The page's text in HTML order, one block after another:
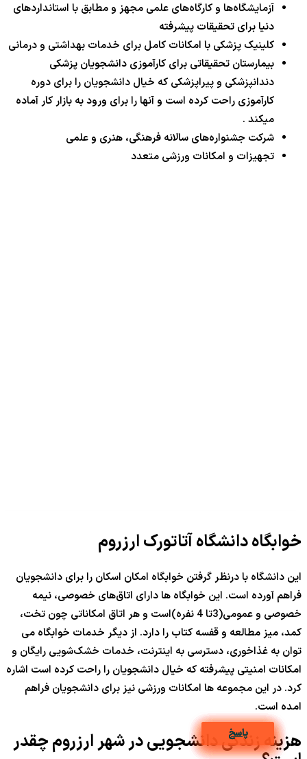
آزمایشگاه‌ها و کارگاه‌های علمی مجهز و مطابق با استانداردهای
دنیا برای تحقیقات پیشرفته
کلینیک پزشکی با امکانات کامل برای خدمات بهداشتی و درمانی
بیمارستان تحقیقاتی برای کارآموزی دانشجویان پزشکی
دندانپزشکی و پیراپزشکی که خیال دانشجویان را برای دوره
کارآموزی راحت کرده است و آنها را برای ورود به بازار کار آماده
میکند .
شرکت جشنواره‌های سالانه فرهنگی، هنری و علمی
تجهیزات و امکانات ورزشی متعدد
خوابگاه دانشگاه آتاتورک ارزروم
این دانشگاه با درنظر گرفتن خوابگاه امکان اسکان را برای دانشجویان
فراهم آورده است. این خوابگاه ها دارای اتاق‌های خصوصی، نیمه
خصوصی و عمومی(3تا 4 نفره)است و هر اتاق امکاناتی چون تخت،
کمد، میز مطالعه و قفسه کتاب را دارد. از دیگر خدمات خوابگاه می
توان به غذاخوری، دسترسی به اینترنت، خدمات خشک‌شویی رایگان و
امکانات امنیتی پیشرفته که خیال دانشجویان را راحت کرده است اشاره
کرد. در این مجموعه ها امکانات ورزشی نیز برای دانشجویان فراهم
امده است.
هزینه زندگی دانشجویی در شهر ارزروم چقدر
پاسخ
پاسخ
پاسخ
پاسخ
پاسخ
پاسخ
پاسخ
پاسخ
پاسخ
پاسخ